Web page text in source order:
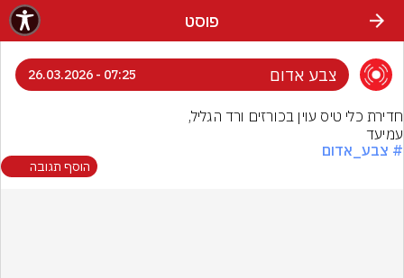
פוסט
צבע אדום 07:25 - 26.03.2026
עמיעד
# צבע_אדום
הוסף תגובה